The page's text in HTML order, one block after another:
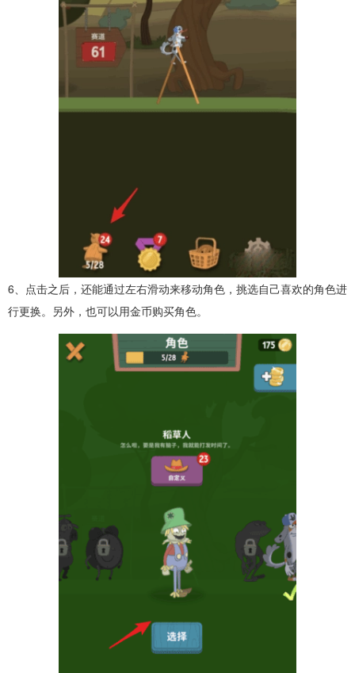
6、点击之后，还能通过左右滑动来移动角色，挑选自己喜欢的角色进
行更换。另外，也可以用金币购买角色。